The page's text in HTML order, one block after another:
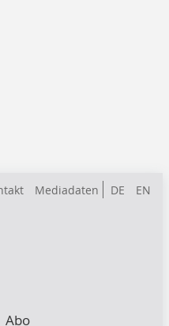
DE EN
Mediadaten
Abo